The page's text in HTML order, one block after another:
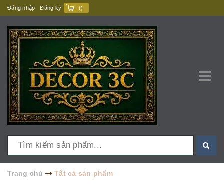
Đăng nhập Đăng ký ()
Trang chủ Tất cả sản phẩm